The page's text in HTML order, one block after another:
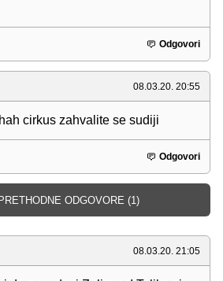
Odgovori
08.03.20. 20:55
cirkus zahvalite se sudiji
Odgovori
ODGOVORE (1)
08.03.20. 21:05